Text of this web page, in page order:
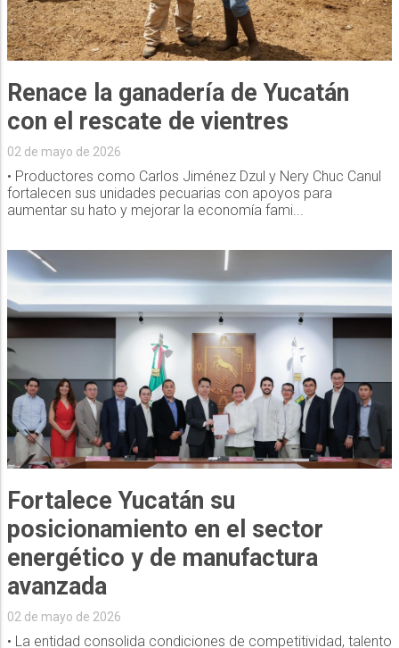
Renace la ganadería de Yucatán
con el rescate de vientres
02 de mayo de 2026
• Productores como Carlos Jiménez Dzul y Nery Chuc Canul
fortalecen sus unidades pecuarias con apoyos para
aumentar su hato y mejorar la economía fami...
Fortalece Yucatán su
posicionamiento en el sector
energético y de manufactura
avanzada
02 de mayo de 2026
• La entidad consolida condiciones de competitividad, talento